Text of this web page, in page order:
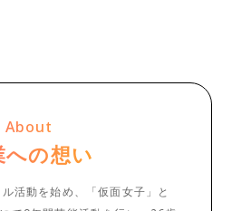
About
への想い
活動を始め、「仮面女子」と